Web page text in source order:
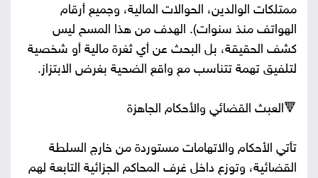
ممتلكات الوالدين، الحوالات المالية، وجميع أرقام
الهواتف منذ سنوات). الهدف من هذا المسح ليس
كشف الحقيقة، بل البحث عن أي ثغرة مالية أو شخصية
لتلفيق تهمة تتناسب مع واقع الضحية بغرض الابتزاز.
🔻العبث القضائي والأحكام الجاهزة
تأتي الأحكام والاتهامات مستوردة من خارج السلطة
القضائية، وتوزع داخل غرف المحاكم الجزائية التابعة لهم